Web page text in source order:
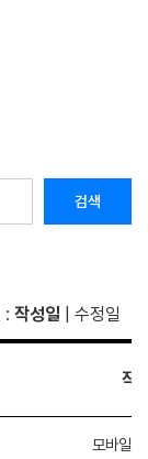
검색
: 작성일 수정일
작
모바일